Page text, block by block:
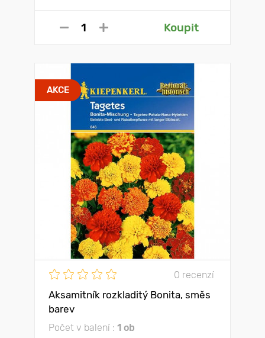
Koupit
AKCE
0 recenzí
Aksamitník rozkladitý Bonita, směs
barev
Počet v balení : 1 ob